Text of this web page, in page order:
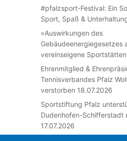
#pfalzsport-Festival: Ein
Sport, Spaß &
»Auswirkungen des
Gebäudeenergiegesetzes
vereinseigene
Ehrenmitglied &
Tennisverbandes Pfalz
verstorben 18.07.2026
Sportstiftung Pfalz
Dudenhofen-Schifferstadt
17.07.2026